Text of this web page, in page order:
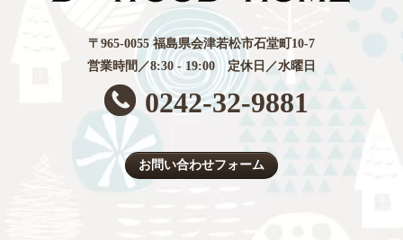
〒965-0055 福島県会津若松市石堂町10-7
営業時間／8:30 - 19:00 定休日／水曜日
0242-32-9881
お問い合わせフォーム